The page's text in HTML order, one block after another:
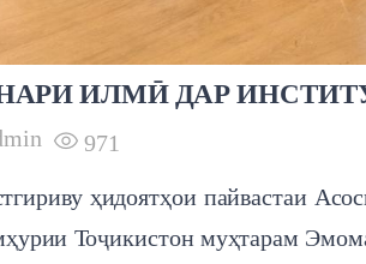
ИЛМӢ ДАР
971
ҳидоятҳои пайвастаи
Тоҷикистон муҳтарам